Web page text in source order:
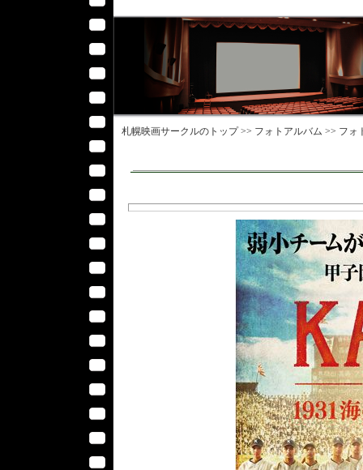
札幌映画サークルのトップ >> フォトアルバム >> フォ